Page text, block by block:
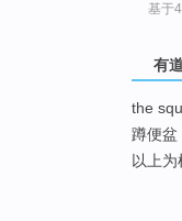
基于
有
the
蹲便盆
以上